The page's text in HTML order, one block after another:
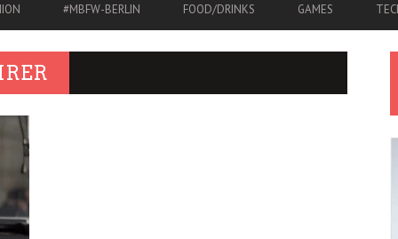
#MBFW-BERLIN FOOD/DRINKS GAMES